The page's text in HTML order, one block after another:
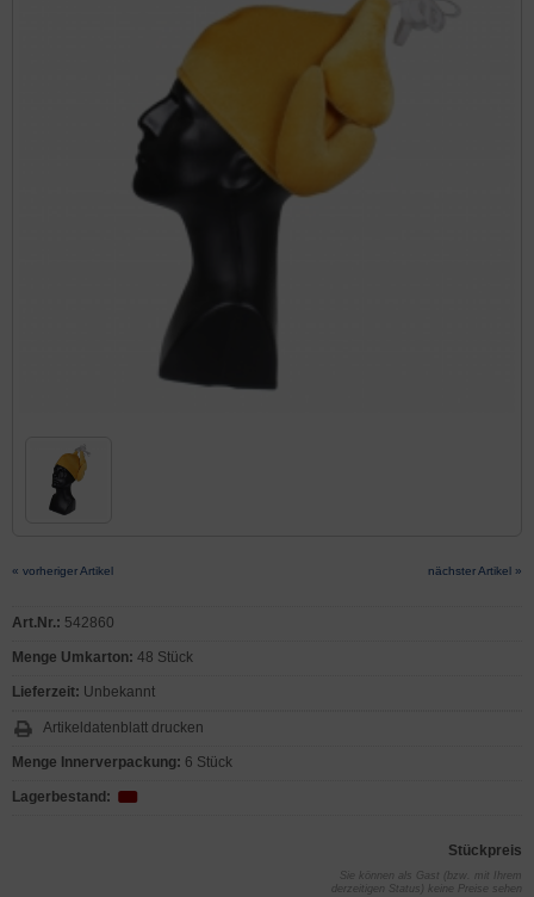
« vorheriger Artikel nächster Artikel »
Art.Nr.: 542860
Menge Umkarton: 48 Stück
Lieferzeit: Unbekannt
Artikeldatenblatt drucken
Menge Innerverpackung: 6 Stück
Lagerbestand:
Stückpreis
Sie können als Gast (bzw. mit Ihrem
derzeitigen Status) keine Preise sehen